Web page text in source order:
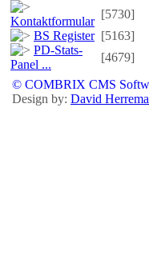
Kontaktformular
[5730]
BS Register [5163]
PD-Stats-
Panel ...
[4679]
© COMBRIX CMS
Design by: David